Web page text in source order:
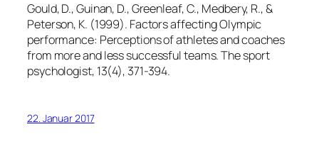
Gould, D., Guinan, D., Greenleaf, C., Medbery, R., &
Peterson, K. (1999). Factors affecting Olympic
performance: Perceptions of athletes and coaches
from more and less successful teams.The sport
psychologist, 13(4), 371-394.
22. Januar 2017